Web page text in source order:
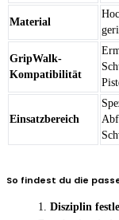
Material
GripWalk-
Kompatibilität
Einsatzbereich
So findest du die
Disziplin